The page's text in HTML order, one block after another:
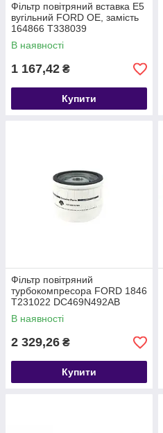
Фільтр повітряний вставка E5
вугільний FORD OE, замість
164866 T338039
MEGC469601B1A
В наявності
1 167,42 ₴
Купити
Фільтр повітряний
турбокомпресора FORD 1846
T231022 DC469N492AB
В наявності
2 329,26 ₴
Купити